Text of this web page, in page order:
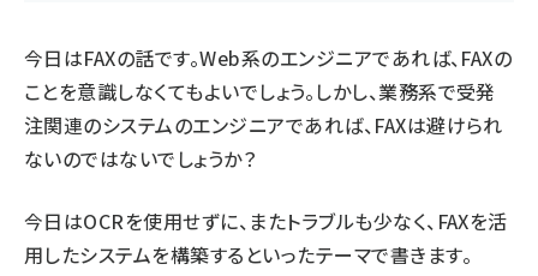
今日はFAXの話です。Web系のエンジニアであれば、FAXの
ことを意識しなくてもよいでしょう。しかし、業務系で受発
注関連のシステムのエンジニアであれば、FAXは避けられ
ないのではないでしょうか？
今日はOCRを使用せずに、またトラブルも少なく、FAXを活
用したシステムを構築するといったテーマで書きます。